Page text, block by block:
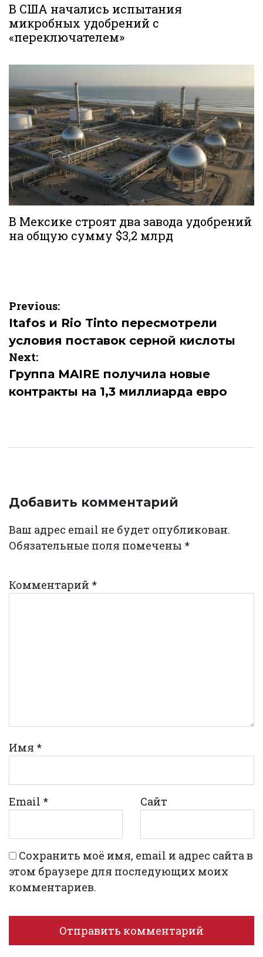
В США начались испытания
микробных удобрений с
«переключателем»
В Мексике строят два завода удобрений
на общую сумму $3,2 млрд
Навигация
по
записям
Previous:
Itafos и Rio Tinto пересмотрели
условия поставок серной кислоты
Next:
Группа MAIRE получила новые
контракты на 1,3 миллиарда евро
Добавить комментарий
Ваш адрес email не будет опубликован.
Обязательные поля помечены *
Комментарий *
Имя *
Email * Сайт
Сохранить моё имя, email и адрес сайта в
этом браузере для последующих моих
комментариев.